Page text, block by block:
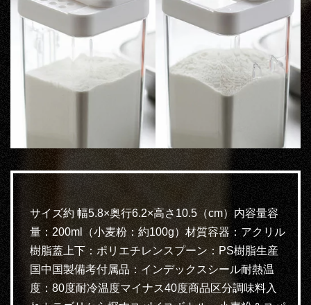
サイズ約 幅5.8×奥行6.2×高さ10.5（cm）内容量容
量：200ml（小麦粉：約100g）材質容器：アクリル
樹脂蓋上下：ポリエチレンスプーン：PS樹脂生産
国中国製備考付属品：インデックスシール耐熱温
度：80度耐冷温度マイナス40度商品区分調味料入